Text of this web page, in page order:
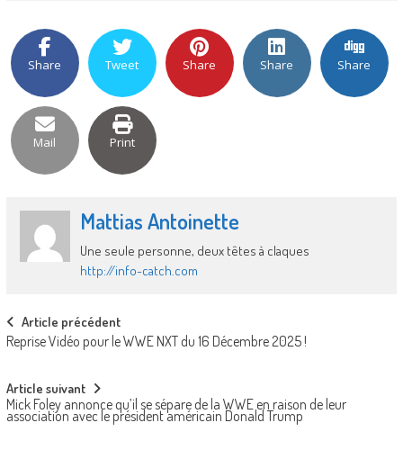
Share Tweet Share Share Share
Mail Print
Mattias Antoinette
Une seule personne, deux têtes à claques
http://info-catch.com
Post
navigation
Article précédent
Reprise Vidéo pour le WWE NXT du 16 Décembre 2025 !
Article suivant
Mick Foley annonce qu’il se sépare de la WWE en raison de leur
association avec le président américain Donald Trump